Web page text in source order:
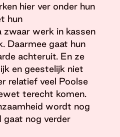
hier ver onder hun
hun
werk in kassen
Daarmee gaat hun
achteruit. En ze
en geestelijk niet
relatief veel Poolse
terecht komen.
wordt nog
gaat nog verder